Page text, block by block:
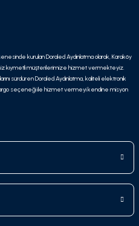
kurulan Doraled Aydınlatma olarak, Karaköy
kıymetli müşterilerimize hizmet vermekteyiz.
sürdüren Doraled Aydınlatma, kaliteli elektronik
seçeneği ile hizmet vermeyi kendine misyon